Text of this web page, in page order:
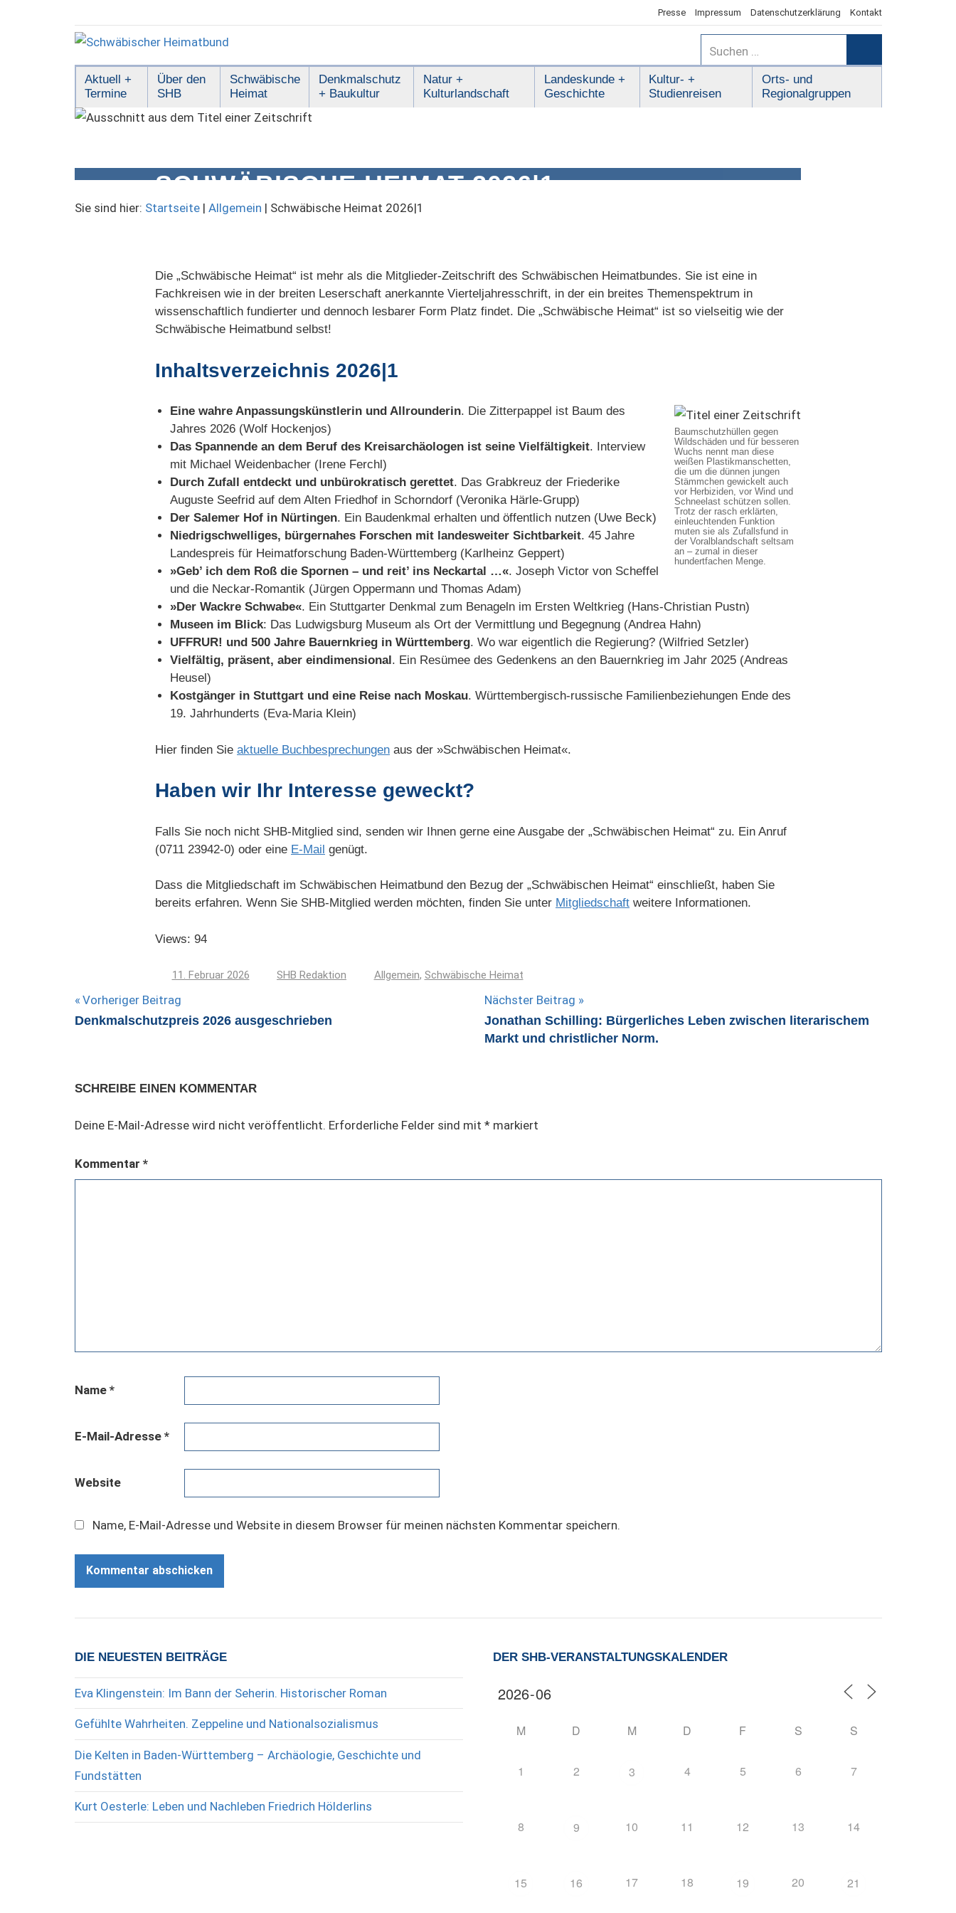
Presse Impressum Datenschutzerklärung Kontakt
Schwäbischer
Heimatbund
Suchen
nach:
Aktuell +
Termine
Über den
SHB
Schwäbische
Heimat
Denkmalschutz
+ Baukultur
Natur +
Kulturlandschaft
Landeskunde +
Geschichte
Kultur- +
Studienreisen
Orts- und
Regionalgruppen
SCHWÄBISCHE HEIMAT 2026|1
Sie sind hier: Startseite| Allgemein | Schwäbische Heimat 2026|1
Die „Schwäbische Heimat“ ist mehr als die Mitglieder-Zeitschrift des Schwäbischen Heimatbundes. Sie ist eine in
Fachkreisen wie in der breiten Leserschaft anerkannte Vierteljahresschrift, in der ein breites Themenspektrum in
wissenschaftlich fundierter und dennoch lesbarer Form Platz findet. Die „Schwäbische Heimat“ ist so vielseitig wie der
Schwäbische Heimatbund selbst!
Inhaltsverzeichnis 2026|1
Baumschutzhüllen gegen
Wildschäden und für besseren
Wuchs nennt man diese
weißen Plastikmanschetten,
die um die dünnen jungen
Stämmchen gewickelt auch
vor Herbiziden, vor Wind und
Schneelast schützen sollen.
Trotz der rasch erklärten,
einleuchtenden Funktion
muten sie als Zufallsfund in
der Voralblandschaft seltsam
an – zumal in dieser
hundertfachen Menge.
Eine wahre Anpassungskünstlerin und Allrounderin. Die Zitterpappel ist Baum des
Jahres 2026 (Wolf Hockenjos)
Das Spannende an dem Beruf des Kreisarchäologen ist seine Vielfältigkeit. Interview
mit Michael Weidenbacher (Irene Ferchl)
Durch Zufall entdeckt und unbürokratisch gerettet. Das Grabkreuz der Friederike
Auguste Seefrid auf dem Alten Friedhof in Schorndorf (Veronika Härle-Grupp)
Der Salemer Hof in Nürtingen. Ein Baudenkmal erhalten und öffentlich nutzen (Uwe Beck)
Niedrigschwelliges, bürgernahes Forschen mit landesweiter Sichtbarkeit. 45 Jahre
Landespreis für Heimatforschung Baden-Württemberg (Karlheinz Geppert)
»Geb’ ich dem Roß die Spornen – und reit’ ins Neckartal …«. Joseph Victor von Scheffel
und die Neckar-Romantik (Jürgen Oppermann und Thomas Adam)
»Der Wackre Schwabe«. Ein Stuttgarter Denkmal zum Benageln im Ersten Weltkrieg (Hans-Christian Pustn)
Museen im Blick: Das Ludwigsburg Museum als Ort der Vermittlung und Begegnung (Andrea Hahn)
UFFRUR! und 500 Jahre Bauernkrieg in Württemberg. Wo war eigentlich die Regierung? (Wilfried Setzler)
Vielfältig, präsent, aber eindimensional. Ein Resümee des Gedenkens an den Bauernkrieg im Jahr 2025 (Andreas
Heusel)
Kostgänger in Stuttgart und eine Reise nach Moskau. Württembergisch-russische Familienbeziehungen Ende des
19. Jahrhunderts (Eva-Maria Klein)
Hier finden Sie aktuelle Buchbesprechungen aus der »Schwäbischen Heimat«.
Haben wir Ihr Interesse geweckt?
Falls Sie noch nicht SHB-Mitglied sind, senden wir Ihnen gerne eine Ausgabe der „Schwäbischen Heimat“ zu. Ein Anruf
(0711 23942-0) oder eine E-Mail genügt.
Dass die Mitgliedschaft im Schwäbischen Heimatbund den Bezug der „Schwäbischen Heimat“ einschließt, haben Sie
bereits erfahren. Wenn Sie SHB-Mitglied werden möchten, finden Sie unter Mitgliedschaft weitere Informationen.
Views: 94
11. Februar 2026 SHB Redaktion Allgemein, Schwäbische Heimat
Beitragsnavigation
Vorheriger Beitrag
Denkmalschutzpreis 2026 ausgeschrieben
Nächster Beitrag
Jonathan Schilling: Bürgerliches Leben zwischen literarischem
Markt und christlicher Norm.
SCHREIBE EINEN KOMMENTAR
Deine E-Mail-Adresse wird nicht veröffentlicht. Erforderliche Felder sind mit *markiert
Kommentar *
Name *
E-Mail-Adresse *
Website
Name, E-Mail-Adresse und Website in diesem Browser für meinen nächsten Kommentar speichern.
DIE NEUESTEN BEITRÄGE
Eva Klingenstein: Im Bann der Seherin. Historischer Roman
Gefühlte Wahrheiten. Zeppeline und Nationalsozialismus
Die Kelten in Baden-Württemberg – Archäologie, Geschichte und
Fundstätten
Kurt Oesterle: Leben und Nachleben Friedrich Hölderlins
DER SHB-VERANSTALTUNGSKALENDER
M D M D F S S
1 2 3 4 5 6 7
8 9 10 11 12 13 14
15 16 17 18 19 20 21